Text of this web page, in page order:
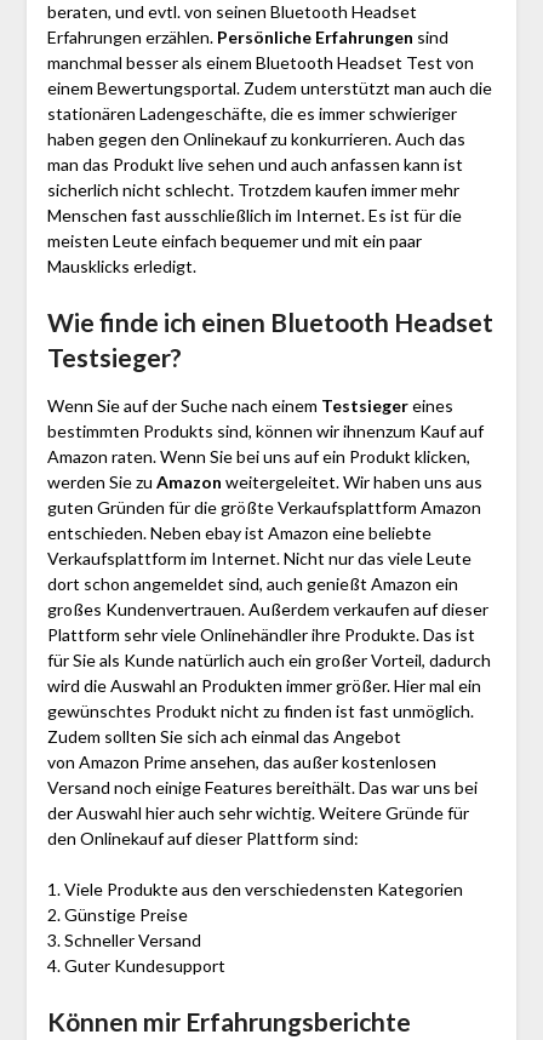
beraten, und evtl. von seinen Bluetooth Headset
Erfahrungen erzählen. Persönliche Erfahrungen sind
manchmal besser als einem Bluetooth Headset Test von
einem Bewertungsportal. Zudem unterstützt man auch die
stationären Ladengeschäfte, die es immer schwieriger
haben gegen den Onlinekauf zu konkurrieren. Auch das
man das Produkt live sehen und auch anfassen kann ist
sicherlich nicht schlecht. Trotzdem kaufen immer mehr
Menschen fast ausschließlich im Internet. Es ist für die
meisten Leute einfach bequemer und mit ein paar
Mausklicks erledigt.
Wie finde ich einen Bluetooth Headset
Testsieger?
Wenn Sie auf der Suche nach einem Testsiegereines
bestimmten Produkts sind, können wir ihnenzum Kauf auf
Amazon raten. Wenn Sie bei uns auf ein Produkt klicken,
werden Sie zu Amazon weitergeleitet. Wir haben uns aus
guten Gründen für die größte Verkaufsplattform Amazon
entschieden. Neben ebay ist Amazon eine beliebte
Verkaufsplattform im Internet. Nicht nur das viele Leute
dort schon angemeldet sind, auch genießt Amazon ein
großes Kundenvertrauen. Außerdem verkaufen auf dieser
Plattform sehr viele Onlinehändler ihre Produkte. Das ist
für Sie als Kunde natürlich auch ein großer Vorteil, dadurch
wird die Auswahl an Produkten immer größer. Hier mal ein
gewünschtes Produkt nicht zu finden ist fast unmöglich.
Zudem sollten Sie sich ach einmal das Angebot
von Amazon Prime ansehen, das außer kostenlosen
Versand noch einige Features bereithält. Das war uns bei
der Auswahl hier auch sehr wichtig. Weitere Gründe für
den Onlinekauf auf dieser Plattform sind:
1. Viele Produkte aus den verschiedensten Kategorien
2. Günstige Preise
3. Schneller Versand
4. Guter Kundesupport
Können mir Erfahrungsberichte